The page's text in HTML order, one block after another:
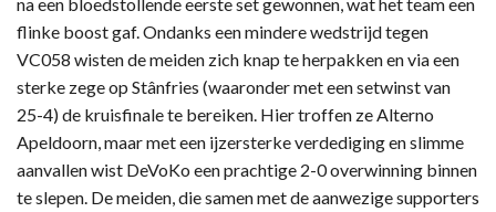
flinke boost gaf. Ondanks een mindere wedstrijd tegen
VC058 wisten de meiden zich knap te herpakken en via een
sterke zege op Stânfries (waaronder met een setwinst van
25-4) de kruisfinale te bereiken. Hier troffen ze Alterno
Apeldoorn, maar met een ijzersterke verdediging en slimme
aanvallen wist DeVoKo een prachtige 2-0 overwinning binnen
te slepen. De meiden, die samen met de aanwezige supporters